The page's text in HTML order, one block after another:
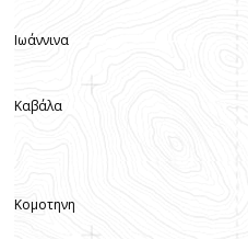
Ιωάννινα
Καβάλα
Κομοτηνη